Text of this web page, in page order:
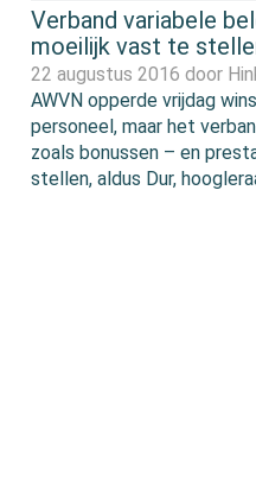
Verband variabele
moeilijk vast te
22 augustus 2016 door
AWVN opperde vrijdag
personeel, maar het
zoals bonussen – en
stellen, aldus Dur,